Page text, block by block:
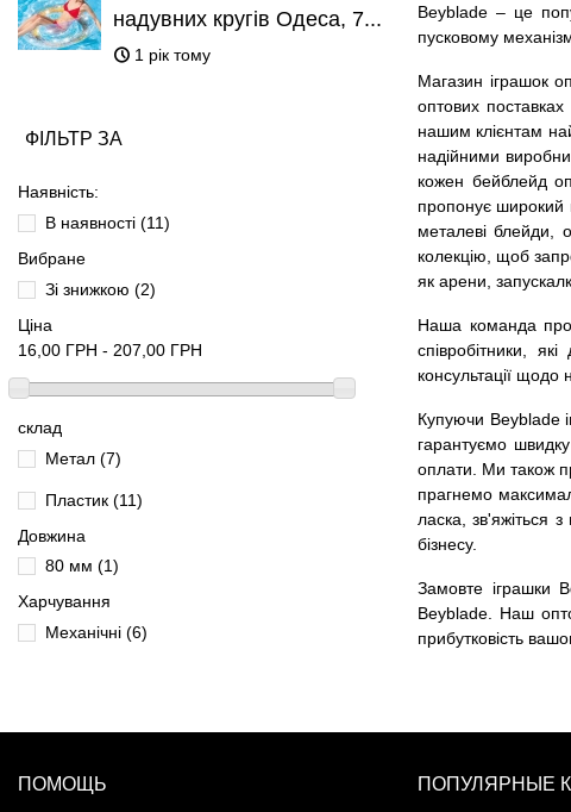
надувних кругів Одеса, 7...
1 рік тому
ФІЛЬТР ЗА
Наявність:
В наявності (11)
Вибране
Зі знижкою (2)
Ціна
16,00 ГРН - 207,00 ГРН
склад
Метал (7)
Пластик (11)
Довжина
80 мм (1)
Харчування
Механічні (6)
Beyblade – це
пусковому
Магазин іграшок
оптових
нашим клієнтам
надійними
кожен бейблейд
пропонує широкий
металеві блейди,
колекцію, щоб
як арени,
Наша команда
співробітники,
консультації
Купуючи Beyblade
гарантуємо
оплати. Ми також
прагнемо
ласка, зв'яжіться
бізнесу.
Замовте іграшки
Beyblade. Наш
прибутковість
ПОМОЩЬ ПОПУЛЯРНЫЕ